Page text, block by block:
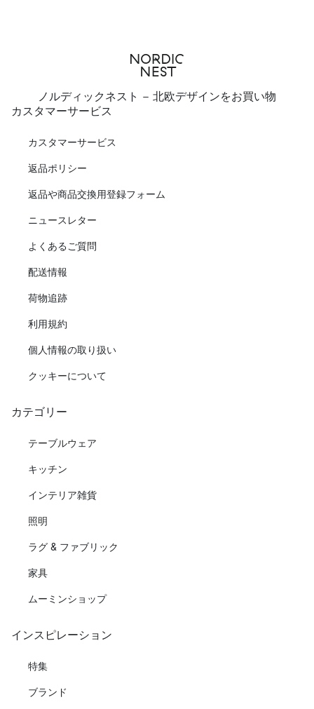
ノルディックネスト - 北欧デザインをお買い物
カスタマーサービス
カスタマーサービス
返品ポリシー
返品や商品交換用登録フォーム
ニュースレター
よくあるご質問
配送情報
荷物追跡
利用規約
個人情報の取り扱い
クッキーについて
カテゴリー
テーブルウェア
キッチン
インテリア雑貨
照明
ラグ & ファブリック
家具
ムーミンショップ
インスピレーション
特集
ブランド